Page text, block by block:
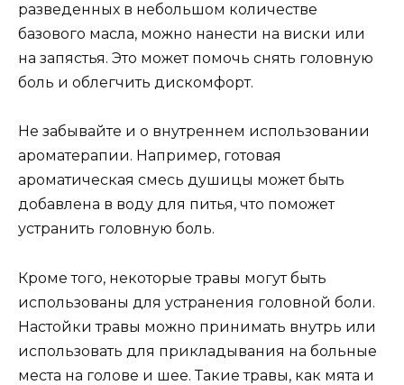
разведенных в небольшом количестве
базового масла, можно нанести на виски или
на запястья. Это может помочь снять головную
боль и облегчить дискомфорт.
Не забывайте и о внутреннем использовании
ароматерапии. Например, готовая
ароматическая смесь душицы может быть
добавлена в воду для питья, что поможет
устранить головную боль.
Кроме того, некоторые травы могут быть
использованы для устранения головной боли.
Настойки травы можно принимать внутрь или
использовать для прикладывания на больные
места на голове и шее. Такие травы, как мята и